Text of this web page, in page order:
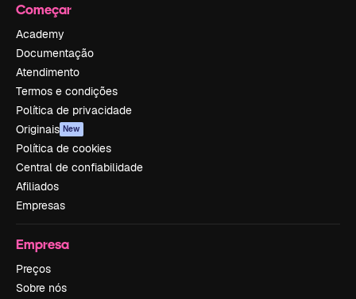
Começar
Academy
Documentação
Atendimento
Termos e condições
Política de privacidade
Originais New
Política de cookies
Central de confiabilidade
Afiliados
Empresas
Empresa
Preços
Sobre nós